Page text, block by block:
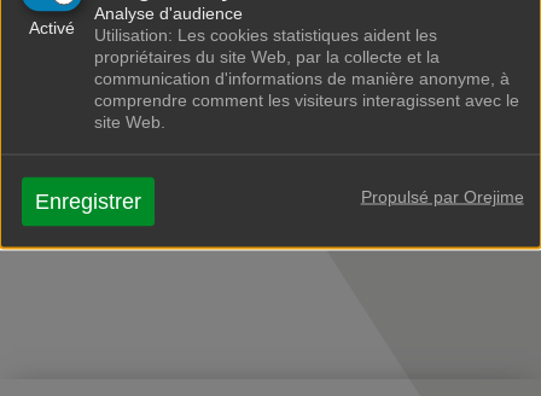
Activé
Analyse d'audience
Utilisation: Les cookies statistiques aident les
propriétaires du site Web, par la collecte et la
communication d'informations de manière anonyme, à
comprendre comment les visiteurs interagissent avec le
site Web.
Enregistrer Propulsé par Orejime
l’engagement de Malakoff Habitat pour un habitat
accessible, durable et de qualité.